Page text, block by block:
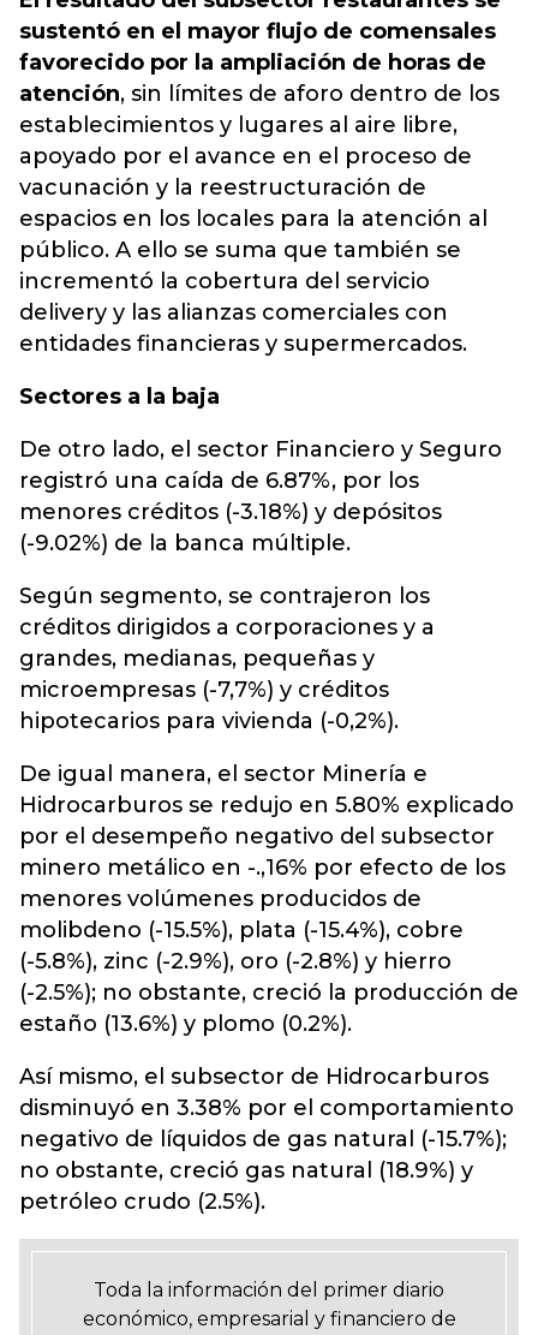
sustentó en el mayor flujo de comensales
favorecido por la ampliación de horas de
atención, sin límites de aforo dentro de los
establecimientos y lugares al aire libre,
apoyado por el avance en el proceso de
vacunación y la reestructuración de
espacios en los locales para la atención al
público. A ello se suma que también se
incrementó la cobertura del servicio
delivery y las alianzas comerciales con
entidades financieras y supermercados.
Sectores a la baja
De otro lado, el sector Financiero y Seguro
registró una caída de 6.87%, por los
menores créditos (-3.18%) y depósitos
(-9.02%) de la banca múltiple.
Según segmento, se contrajeron los
créditos dirigidos a corporaciones y a
grandes, medianas, pequeñas y
microempresas (-7,7%) y créditos
hipotecarios para vivienda (-0,2%).
De igual manera, el sector Minería e
Hidrocarburos se redujo en 5.80% explicado
por el desempeño negativo del subsector
minero metálico en -.,16% por efecto de los
menores volúmenes producidos de
molibdeno (-15.5%), plata (-15.4%), cobre
(-5.8%), zinc (-2.9%), oro (-2.8%) y hierro
(-2.5%); no obstante, creció la producción de
estaño (13.6%) y plomo (0.2%).
Así mismo, el subsector de Hidrocarburos
disminuyó en 3.38% por el comportamiento
negativo de líquidos de gas natural (-15.7%);
no obstante, creció gas natural (18.9%) y
petróleo crudo (2.5%).
Toda la información del primer diario
económico, empresarial y financiero de